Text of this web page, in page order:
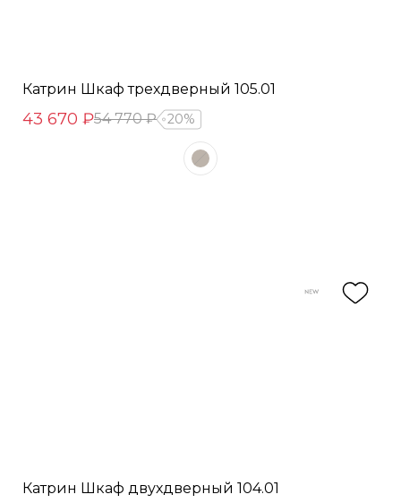
Катрин Шкаф трехдверный 105.01
43 670 ₽54 770 ₽ 20%
Катрин Шкаф двухдверный 104.01